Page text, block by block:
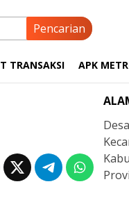
Pencarian
TRANSAKSI APK